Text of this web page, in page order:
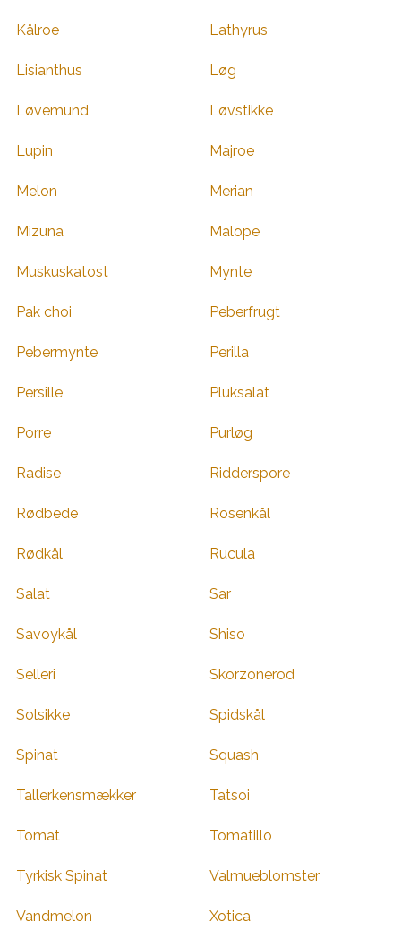
Kålroe Lathyrus
Lisianthus Løg
Løvemund Løvstikke
Lupin Majroe
Melon Merian
Mizuna Malope
Muskuskatost Mynte
Pak choi Peberfrugt
Pebermynte Perilla
Persille Pluksalat
Porre Purløg
Radise Ridderspore
Rødbede Rosenkål
Rødkål Rucula
Salat Sar
Savoykål Shiso
Selleri Skorzonerod
Solsikke Spidskål
Spinat Squash
Tallerkensmækker Tatsoi
Tomat Tomatillo
Tyrkisk Spinat Valmueblomster
Vandmelon Xotica